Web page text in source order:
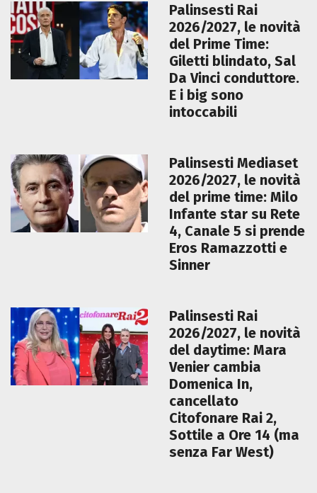
Palinsesti Rai
2026/2027, le novità
del Prime Time:
Giletti blindato, Sal
Da Vinci conduttore.
E i big sono
intoccabili
Palinsesti Mediaset
2026/2027, le novità
del prime time: Milo
Infante star su Rete
4, Canale 5 si prende
Eros Ramazzotti e
Sinner
Palinsesti Rai
2026/2027, le novità
del daytime: Mara
Venier cambia
Domenica In,
cancellato
Citofonare Rai 2,
Sottile a Ore 14 (ma
senza Far West)